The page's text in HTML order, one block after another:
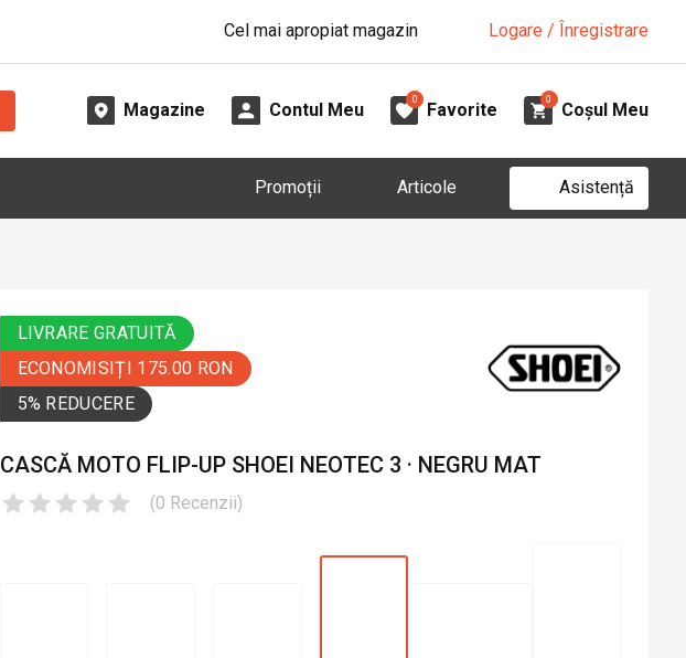
Cel mai apropiat magazin Logare / Înregistrare
Magazine Contul Meu
0
Favorite
0
Coșul Meu
Promoții Articole Asistență
LIVRARE GRATUITĂ
ECONOMISIȚI 175.00 RON
5% REDUCERE
CASCĂ MOTO FLIP-UP SHOEI NEOTEC 3 · NEGRU MAT
(0 Recenzii)